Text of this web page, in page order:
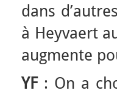
dans
à Heyvaert
augmente
YF: On a